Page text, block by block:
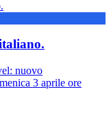
nuovo
3 aprile ore